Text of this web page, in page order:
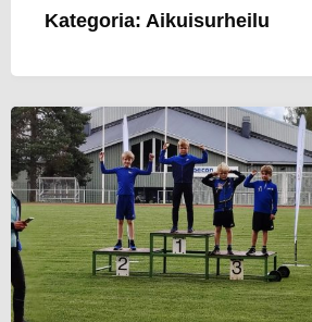
Kategoria: Aikuisurheilu